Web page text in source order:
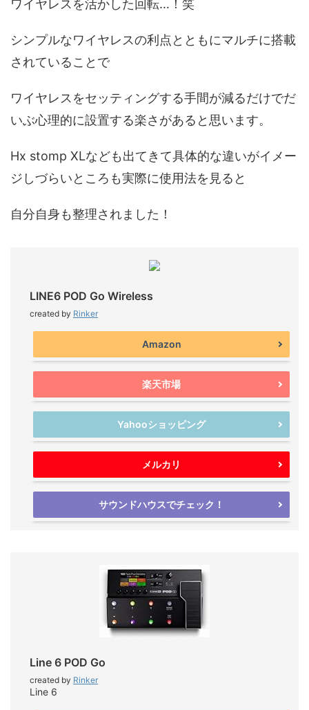
ワイヤレスを活かした回転…！笑
シンプルなワイヤレスの利点とともにマルチに搭載
されていることで
ワイヤレスをセッティングする手間が減るだけでだ
いぶ心理的に設置する楽さがあると思います。
Hx stomp XLなども出てきて具体的な違いがイメー
ジしづらいところも実際に使用法を見ると
自分自身も整理されました！
LINE6 POD Go Wireless
created by Rinker
Amazon
楽天市場
Yahooショッピング
メルカリ
サウンドハウスでチェック！
Line 6 POD Go
created by Rinker
Line 6